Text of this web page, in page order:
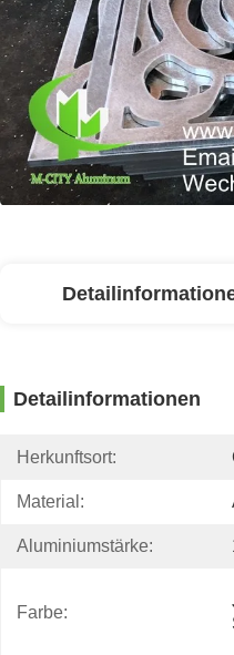
Detailinformationen
Herkunftsort:
Material:
Aluminiumstärke:
Farbe: